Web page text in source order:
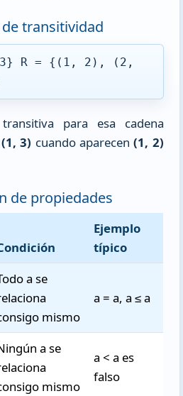
transitividad
R = {(1, 2), (2,
para esa cadena
(1, 3) cuando aparecen(1, 2)
de propiedades
Ejemplo
típico
a se
mismo
a = a, a ≤ a
a se
mismo
a < a es
falso